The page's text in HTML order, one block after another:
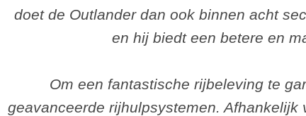
doet de Outlander dan ook binnen acht
en hij biedt een betere en
Om een fantastische rijbeleving te
geavanceerde rijhulpsystemen.